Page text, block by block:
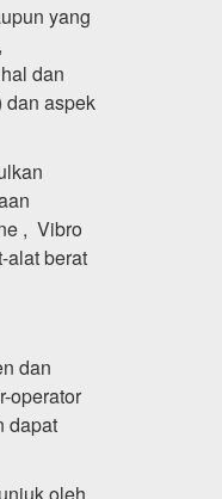
yang
dan
dan aspek
, Vibro
alat berat
dan
operator
dapat